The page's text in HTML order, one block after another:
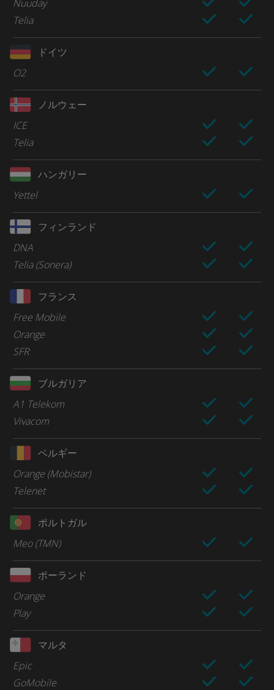
Nuuday
Telia
ドイツ
O2
ノルウェー
ICE
Telia
ハンガリー
Yettel
フィンランド
DNA
Telia (Sonera)
フランス
Free Mobile
Orange
SFR
ブルガリア
A1 Telekom
Vivacom
ベルギー
Orange (Mobistar)
Telenet
ポルトガル
Meo (TMN)
ポーランド
Orange
Play
マルタ
Epic
GoMobile